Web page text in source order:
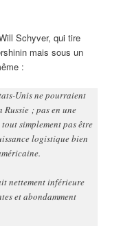
Schyver, qui tire
mais sous un
:
Unis ne pourraient
; pas en une
simplement pas être
logistique bien
nettement inférieure
et abondamment